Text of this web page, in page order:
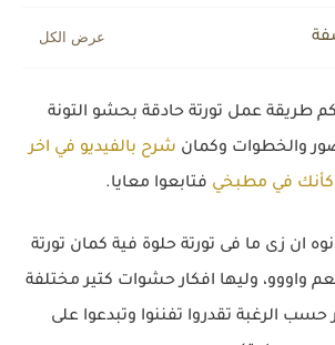
طريقة عمل تورتة حادقة بحشو التونة
والخطوات وكمان شرح بالفيديو في اخر
كأنك في مطبخي فتابعوا معايا.
ان زى ما فى تورتة حلوة فية كمان تورتة
واووو، وليها افكار حشوات كتير مختلفة
الرغبة تقدروا تفننوا وتبدعوا على